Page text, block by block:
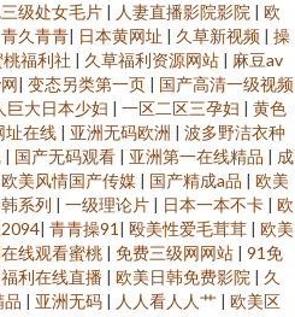
级处女毛片 | 人妻直播影院影院 | 欧
青久青青| 日本黄网址 | 久草新视频 | 操
桃福利社 | 久草福利资源网站 | 麻豆av
| 变态另类第一页 | 国产高清一级视频
巨大日本少妇 | 一区二区三孕妇 | 黄色
址在线 | 亚洲无码欧洲 | 波多野洁衣种
| 国产无码观看 | 亚洲第一在线精品 | 成
欧美风情国产传媒 | 国产精成a品 | 欧美
系列 | 一级理论片 | 日本一本不卡 | 欧
| 青青操91 | 殴美性爱毛茸茸 | 欧美
线观看蜜桃 | 免费三级网网站 | 91免
利在线直播 | 欧美日韩免费影院 | 久
品 | 亚洲无码 | 人人看人人艹 | 欧美区